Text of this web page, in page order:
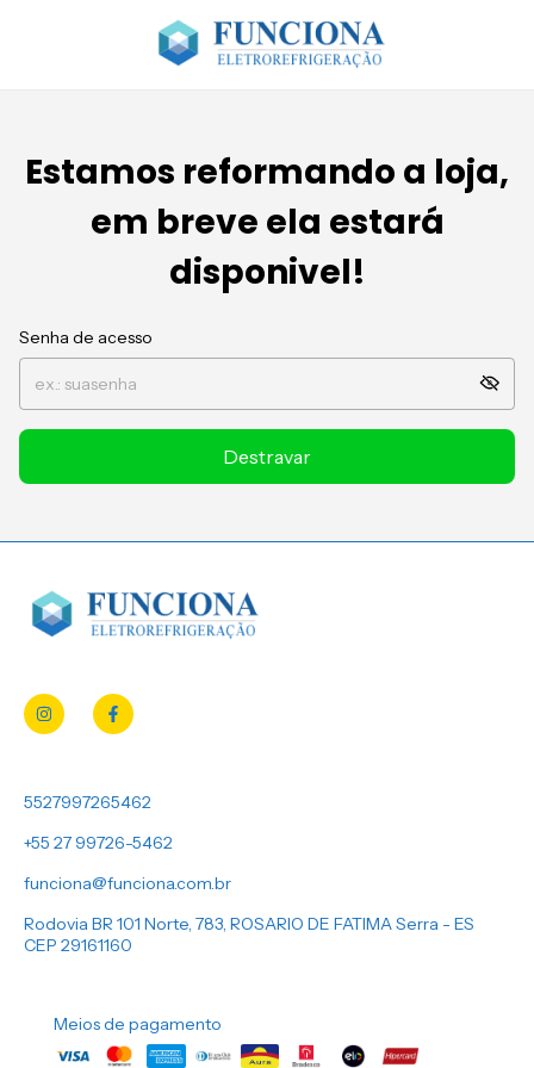
Estamos reformando a loja,
em breve ela estará
disponivel!
Senha de acesso
Destravar
5527997265462
+55 27 99726-5462
funciona@funciona.com.br
Rodovia BR 101 Norte, 783, ROSARIO DE FATIMA Serra - ES
CEP 29161160
Meios de pagamento